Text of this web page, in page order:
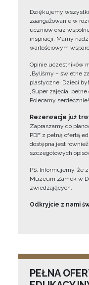
Dziękujemy
zaangażowanie w
uczniów oraz
inspiracji. Mamy
wartościowym
Opinie uczestników
„Byliśmy – świetne
plastyczne. Dzieci
„Super zajęcia,
Polecamy
Rezerwacje już
Zapraszamy do
PDF z pełną ofertą
dostępna jest
szczegółowych
PS. Informujemy, że
Muzeum Zamek w
zwiedzających.
Odkryjcie z nami
PEŁNA